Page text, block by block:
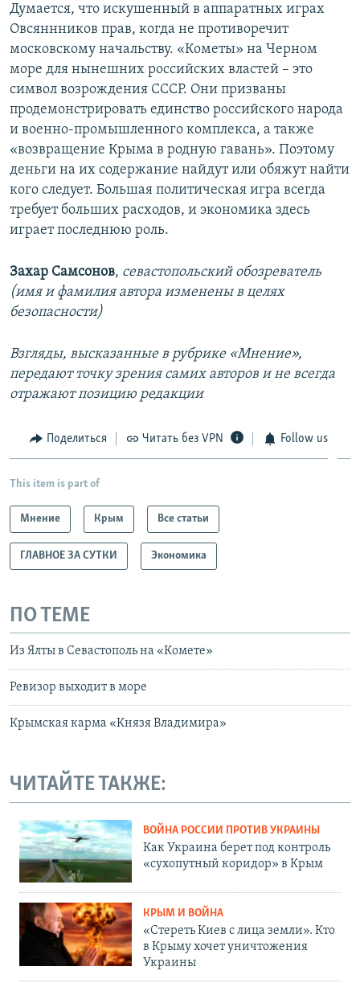
Думается, что искушенный в аппаратных играх
Овсяннников прав, когда не противоречит
московскому начальству. «Кометы» на Черном
море для нынешних российских властей – это
символ возрождения СССР. Они призваны
продемонстрировать единство российского народа
и военно-промышленного комплекса, а также
«возвращение Крыма в родную гавань». Поэтому
деньги на их содержание найдут или обяжут найти
кого следует. Большая политическая игра всегда
требует больших расходов, и экономика здесь
играет последнюю роль.
Захар Самсонов, севастопольский обозреватель
(имя и фамилия автора изменены в целях
безопасности)
Взгляды, высказанные в рубрике «Мнение»,
передают точку зрения самих авторов и не всегда
отражают позицию редакции
Поделиться Читать без VPN Follow us
This item is part of
Мнение Крым Все статьи
ГЛАВНОЕ ЗА СУТКИ Экономика
ПО ТЕМЕ
Из Ялты в Севастополь на «Комете»
Ревизор выходит в море
Крымская карма «Князя Владимира»
ЧИТАЙТЕ ТАКЖЕ:
ВОЙНА РОССИИ ПРОТИВ УКРАИНЫ
Как Украина берет под контроль
«сухопутный коридор» в Крым
КРЫМ И ВОЙНА
«Стереть Киев с лица земли». Кто
в Крыму хочет уничтожения
Украины